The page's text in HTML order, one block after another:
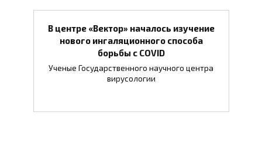
В центре «Вектор» началось изучение
нового ингаляционного способа
борьбы с COVID
Ученые Государственного научного центра
вирусологии